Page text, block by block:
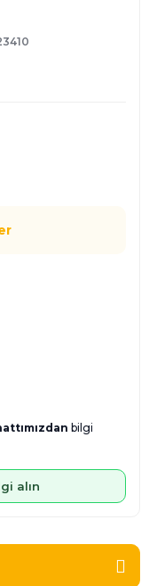
bilgi
alın